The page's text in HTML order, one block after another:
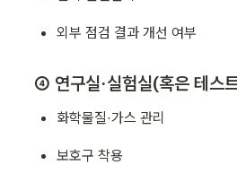
외부 점검 결과 개선 여부
④ 연구실·실험실(혹은 테스
화학물질·가스 관리
보호구 착용